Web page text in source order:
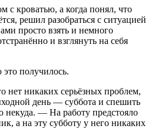
с кроватью, а когда понял, что
решил разобраться с ситуацией
просто взять и немного
и взглянуть на себя
это получилось.
нет никаких серьёзных проблем,
день — суббота и спешить
некуда. — На работу предстояло
а на эту субботу у него никаких